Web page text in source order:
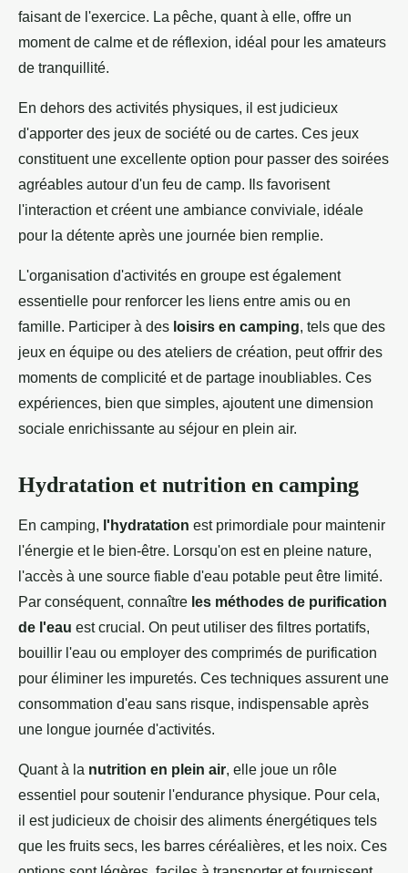
faisant de l'exercice. La pêche, quant à elle, offre un
moment de calme et de réflexion, idéal pour les amateurs
de tranquillité.
En dehors des activités physiques, il est judicieux
d'apporter des jeux de société ou de cartes. Ces jeux
constituent une excellente option pour passer des soirées
agréables autour d'un feu de camp. Ils favorisent
l'interaction et créent une ambiance conviviale, idéale
pour la détente après une journée bien remplie.
L'organisation d'activités en groupe est également
essentielle pour renforcer les liens entre amis ou en
famille. Participer à des loisirs en camping, tels que des
jeux en équipe ou des ateliers de création, peut offrir des
moments de complicité et de partage inoubliables. Ces
expériences, bien que simples, ajoutent une dimension
sociale enrichissante au séjour en plein air.
Hydratation et nutrition en camping
En camping, l'hydratation est primordiale pour maintenir
l'énergie et le bien-être. Lorsqu'on est en pleine nature,
l'accès à une source fiable d'eau potable peut être limité.
Par conséquent, connaître les méthodes de purification
de l'eau est crucial. On peut utiliser des filtres portatifs,
bouillir l'eau ou employer des comprimés de purification
pour éliminer les impuretés. Ces techniques assurent une
consommation d'eau sans risque, indispensable après
une longue journée d'activités.
Quant à la nutrition en plein air, elle joue un rôle
essentiel pour soutenir l'endurance physique. Pour cela,
il est judicieux de choisir des aliments énergétiques tels
que les fruits secs, les barres céréalières, et les noix. Ces